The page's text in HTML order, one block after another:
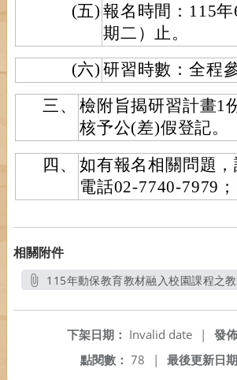
(五) 報名時間：115
期二）止。
(六) 研習時數：全程
三、
檢附旨揭研習計畫1
核予公(差)假登記。
四、
如有報名相關問題
電話02-7740-7979
相關附件
115年動保教育教材融入校園課程之
發
下架日期： Invalid date
|
最後更新日期
點閱數： 78 |